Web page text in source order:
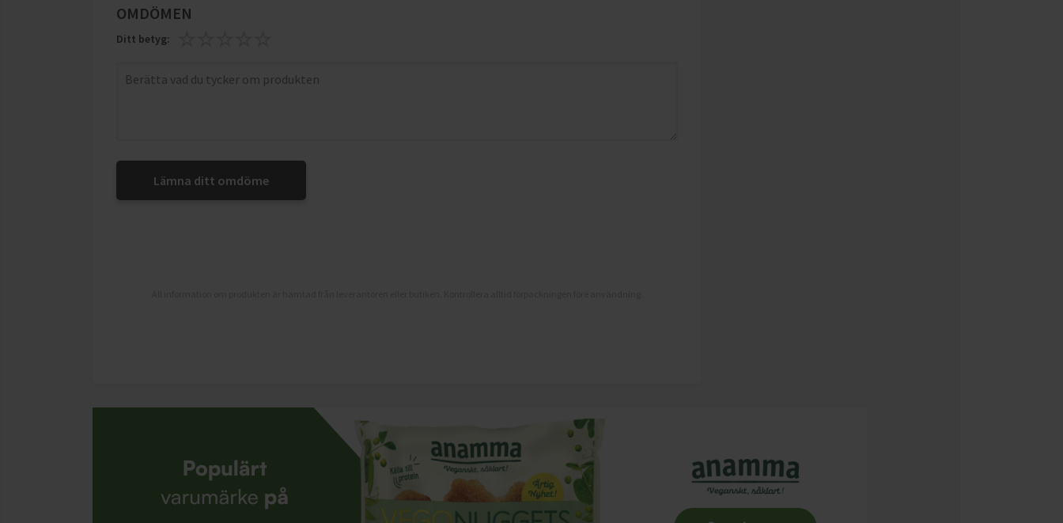
OMDÖMEN
Ditt betyg:
Lämna ditt omdöme